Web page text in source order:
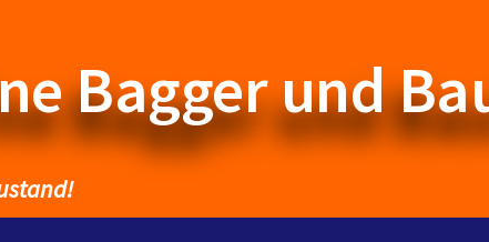
Bagger und